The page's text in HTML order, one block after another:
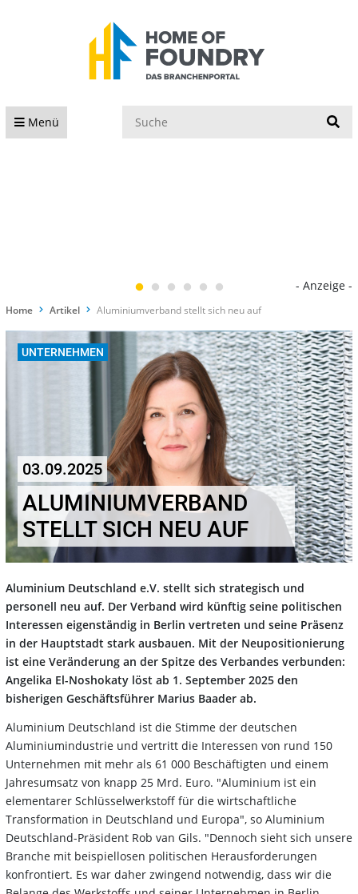
Menü
- Anzeige -
Home Artikel Aluminiumverband stellt sich neu auf
UNTERNEHMEN
03.09.2025
ALUMINIUMVERBAND
STELLT SICH NEU AUF
Aluminium Deutschland e.V. stellt sich strategisch und
personell neu auf. Der Verband wird künftig seine politischen
Interessen eigenständig in Berlin vertreten und seine Präsenz
in der Hauptstadt stark ausbauen. Mit der Neupositionierung
ist eine Veränderung an der Spitze des Verbandes verbunden:
Angelika El-Noshokaty löst ab 1. September 2025 den
bisherigen Geschäftsführer Marius Baader ab.
Aluminium Deutschland ist die Stimme der deutschen
Aluminiumindustrie und vertritt die Interessen von rund 150
Unternehmen mit mehr als 61 000 Beschäftigten und einem
Jahresumsatz von knapp 25 Mrd. Euro. "Aluminium ist ein
elementarer Schlüsselwerkstoff für die wirtschaftliche
Transformation in Deutschland und Europa", so Aluminium
Deutschland-Präsident Rob van Gils. "Dennoch sieht sich unsere
Branche mit beispiellosen politischen Herausforderungen
konfrontiert. Es war daher zwingend notwendig, dass wir die